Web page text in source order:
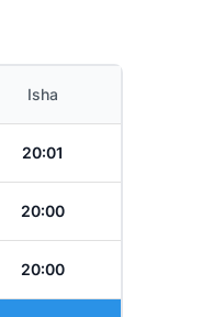
Isha
20:01
20:00
20:00